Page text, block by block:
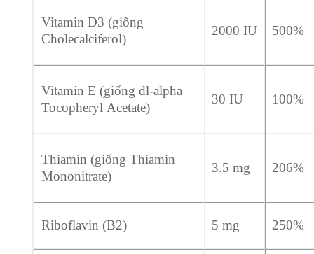
Vitamin D3 (giống
Cholecalciferol)
2000 IU 500%
Vitamin E (giống dl-alpha
Tocopheryl Acetate)
30 IU 100%
Thiamin (giống Thiamin
Mononitrate)
3.5 mg 206%
Riboflavin (B2) 5 mg 250%